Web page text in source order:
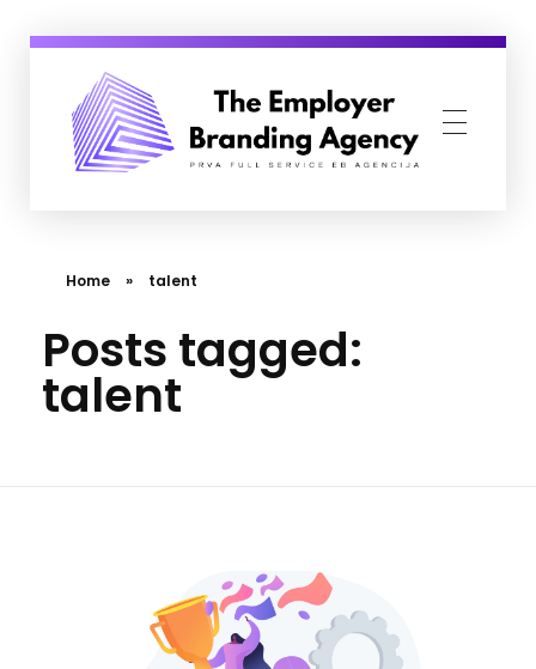
Home » talent
Posts tagged:
talent